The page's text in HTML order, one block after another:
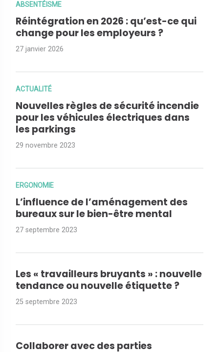
ABSENTÉISME
Réintégration en 2026 : qu’est-ce qui
change pour les employeurs ?
27 janvier 2026
ACTUALITÉ
Nouvelles règles de sécurité incendie
pour les véhicules électriques dans
les parkings
29 novembre 2023
ERGONOMIE
L’influence de l’aménagement des
bureaux sur le bien-être mental
27 septembre 2023
Les « travailleurs bruyants » : nouvelle
tendance ou nouvelle étiquette ?
25 septembre 2023
Collaborer avec des parties